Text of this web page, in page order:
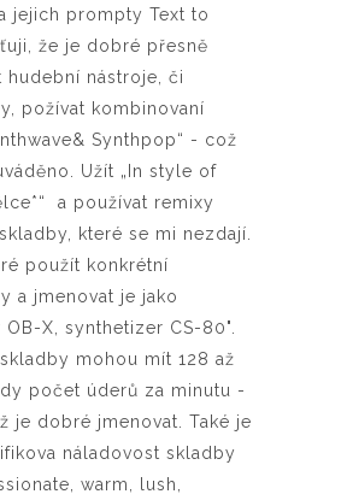
jejich prompty Text to
že je dobré přesně
hudební nástroje, či
požívat kombinovaní
Synthpop“ - což
Užít „In style of
a používat remixy
které se mi nezdají.
použít konkrétní
a jmenovat je jako
X, synthetizer CS-80".
mohou mít 128 až
počet úderů za minutu -
je dobré jmenovat. Také je
náladovost skladby
warm, lush,